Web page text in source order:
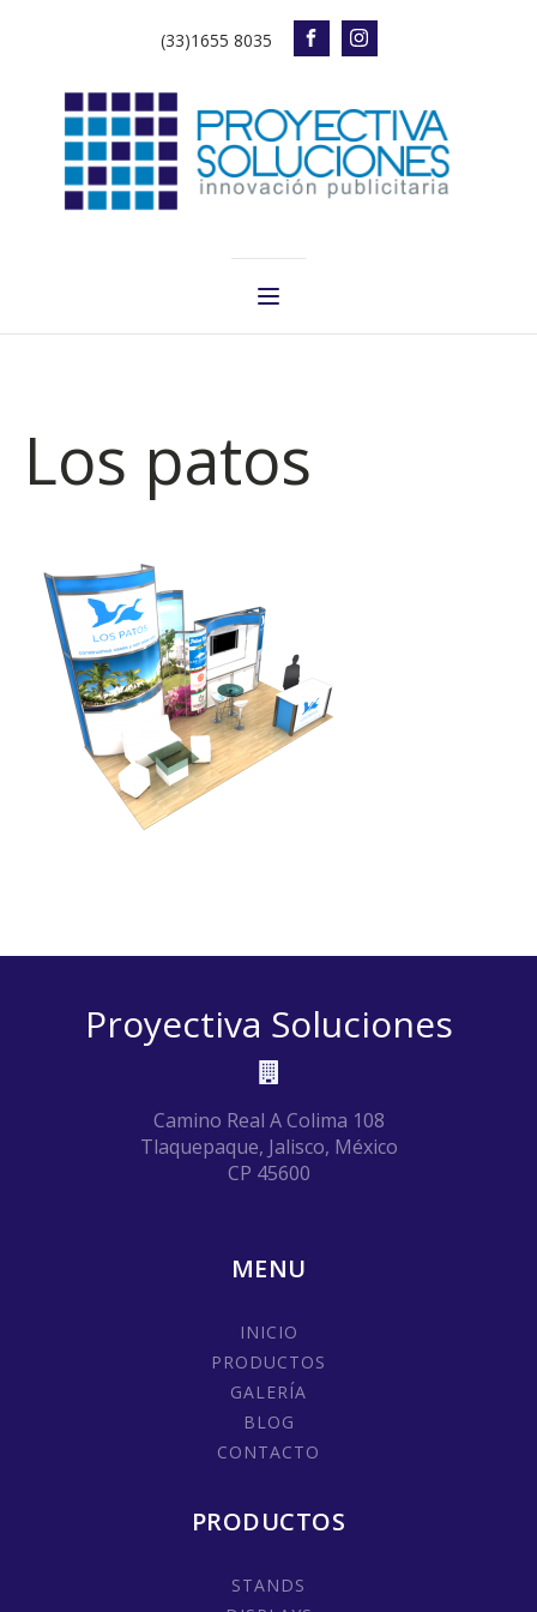
(33)1655 8035
Los patos
Proyectiva Soluciones
Camino Real A Colima 108
Tlaquepaque, Jalisco, México
CP 45600
MENU
INICIO
PRODUCTOS
GALERÍA
BLOG
CONTACTO
PRODUCTOS
STANDS